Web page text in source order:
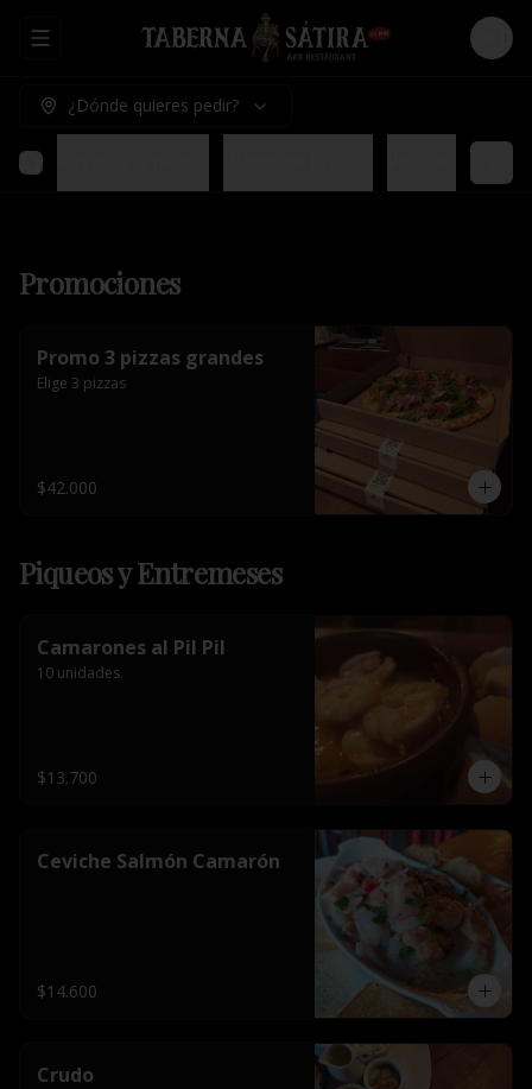
Abrir menu de navegación Login
¿Dónde quieres pedir?
Promociones
Promo 3 pizzas grandes
Elige 3 pizzas
$42.000
Piqueos y Entremeses
Camarones al Pil Pil
10 unidades.
$13.700
Ceviche Salmón Camarón
$14.600
Crudo